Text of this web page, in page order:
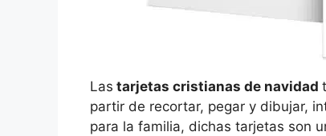
Las tarjetas cristianas de navidad
partir de recortar, pegar y dibujar,
para la familia, dichas tarjetas son